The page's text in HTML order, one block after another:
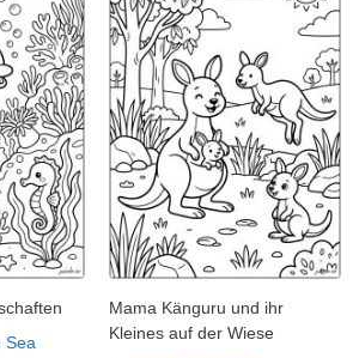
Sea
Mama Känguru und ihr
Kleines auf der Wiese